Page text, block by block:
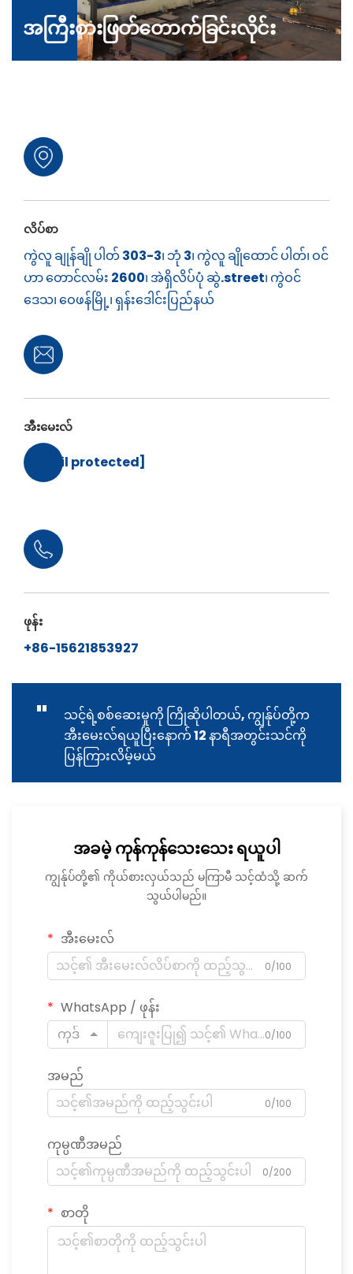
အကြီးစားဖြတ်တောက်ခြင်းလိုင်း
လိပ်စာ
ကွဲလူ ချုန်ချို ပါတ် 303-3၊ ဘုံ 3၊ ကွဲလူ ချိုထောင် ပါတ်၊ ဝင်
ဟာ တောင်လမ်း 2600၊ အဲရှိလိပ်ပုံ ဆွဲ.street၊ ကွဲဝင်
ဒေသ၊ ဝေဖန်မြို့၊ ရှန်းဒေါင်းပြည်နယ်
အီးမေးလ်
[email protected]
ဖုန်း
+86-15621853927
"
သင့်ရဲ့စစ်ဆေးမှုကို ကြိုဆိုပါတယ်, ကျွန်ုပ်တို့က
အီးမေးလ်ရယူပြီးနောက် 12 နာရီအတွင်းသင်ကို
ပြန်ကြားလိမ့်မယ်
အခမဲ့ ကုန်ကုန်သေးသေး ရယူပါ
ကျွန်ုပ်တို့၏ ကိုယ်စားလှယ်သည် မကြာမီ သင့်ထံသို့ ဆက်
သွယ်ပါမည်။
အီးမေးလ်
0/100
WhatsApp / ဖုန်း
ကုဒ်
0/100
အမည်
0/100
ကုမ္ပဏီအမည်
0/200
စာတို